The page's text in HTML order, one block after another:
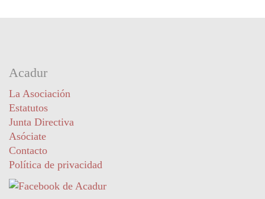
Acadur
La Asociación
Estatutos
Junta Directiva
Asóciate
Contacto
Política de privacidad